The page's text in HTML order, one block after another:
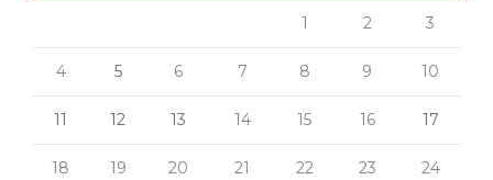
1 2 3
4 5 6 7 8 9 10
11 12 13 14 15 16 17
18 19 20 21 22 23 24